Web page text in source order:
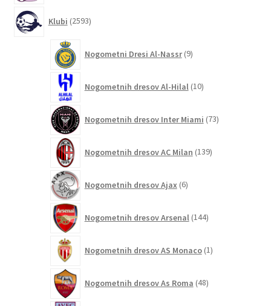
Klubi 2593izdelkov
Nogometni Dresi Al-Nassr 9izdelkov
Nogometnih dresov Al-Hilal 10izdelkov
Nogometnih dresov Inter Miami 73izdelkov
Nogometnih dresov AC Milan 139izdelkov
Nogometnih dresov Ajax 6izdelkov
Nogometnih dresov Arsenal 144izdelkov
Nogometnih dresov AS Monaco 1izdelek
Nogometnih dresov As Roma 48izdelkov